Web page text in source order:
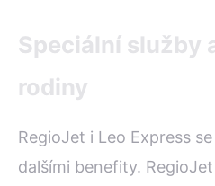
Speciální služby
rodiny
RegioJet i Leo Express
dalšími benefity.